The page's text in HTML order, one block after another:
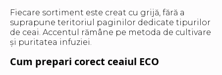
Fiecare sortiment este creat cu grijă, fără a
suprapune teritoriul paginilor dedicate tipurilor
de ceai. Accentul rămâne pe metoda de cultivare
și puritatea infuziei.
Cum prepari corect ceaiul ECO